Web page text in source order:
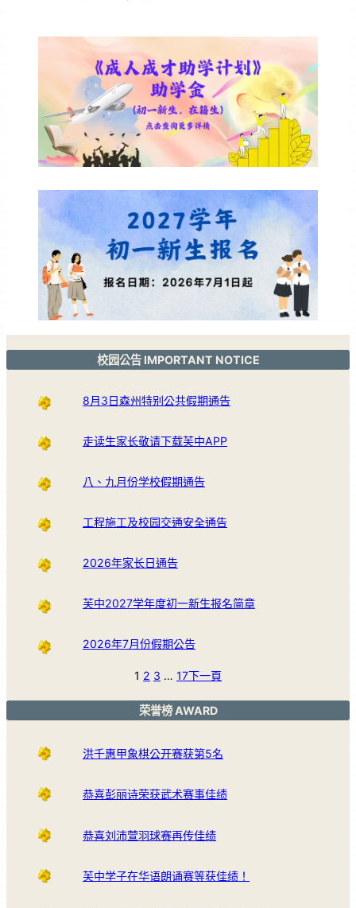
校园公告 IMPORTANT NOTICE
8月3日森州特别公共假期通告
走读生家长敬请下载芙中APP
八、九月份学校假期通告
工程施工及校园交通安全通告
2026年家长日通告
芙中2027学年度初一新生报名简章
2026年7月份假期公告
1 2 3 … 17下一頁
荣誉榜 AWARD
洪千惠甲象棋公开赛获第5名
恭喜彭丽诗荣获武术赛事佳绩
恭喜刘沛萱羽球赛再传佳绩
芙中学子在华语朗诵赛等获佳绩！